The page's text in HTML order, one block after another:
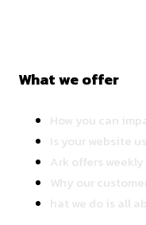
What we offer
How you can
Is your website
Ark offers
Why our
hat we do is all